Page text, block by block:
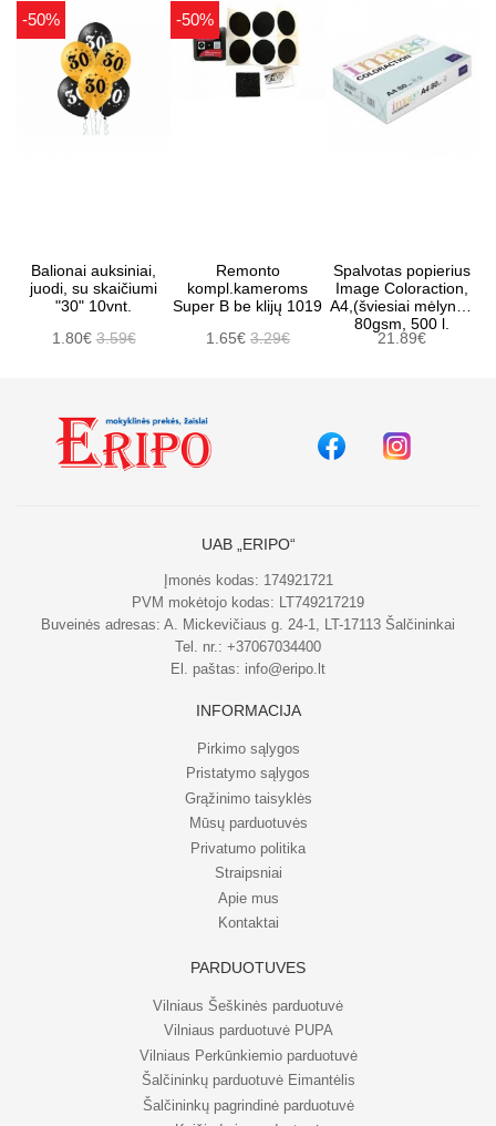
-50%
Balionai auksiniai,
juodi, su skaičiumi
"30" 10vnt.
1.80€3.59€
-50%
Remonto
kompl.kameroms
Super B be klijų 1019
1.65€ 3.29€
Spalvotas popierius
Image Coloraction,
A4,(šviesiai mėlyna),
80gsm, 500 l.
21.89€
UAB „ERIPO“
Įmonės kodas: 174921721
PVM mokėtojo kodas: LT749217219
Buveinės adresas: A. Mickevičiaus g. 24-1, LT-17113 Šalčininkai
Tel. nr.: +37067034400
El. paštas: info@eripo.lt
INFORMACIJA
Pirkimo sąlygos
Pristatymo sąlygos
Grąžinimo taisyklės
Mūsų parduotuvės
Privatumo politika
Straipsniai
Apie mus
Kontaktai
PARDUOTUVĖS
Vilniaus Šeškinės parduotuvė
Vilniaus parduotuvė PUPA
Vilniaus Perkūnkiemio parduotuvė
Šalčininkų parduotuvė Eimantėlis
Šalčininkų pagrindinė parduotuvė